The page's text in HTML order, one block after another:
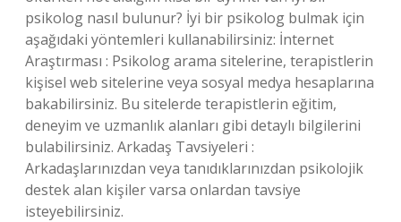
psikolog nasıl bulunur? İyi bir psikolog bulmak için
aşağıdaki yöntemleri kullanabilirsiniz: İnternet
Araştırması : Psikolog arama sitelerine, terapistlerin
kişisel web sitelerine veya sosyal medya hesaplarına
bakabilirsiniz. Bu sitelerde terapistlerin eğitim,
deneyim ve uzmanlık alanları gibi detaylı bilgilerini
bulabilirsiniz. Arkadaş Tavsiyeleri :
Arkadaşlarınızdan veya tanıdıklarınızdan psikolojik
destek alan kişiler varsa onlardan tavsiye
isteyebilirsiniz.